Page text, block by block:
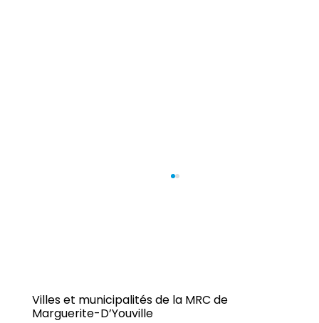
Villes et municipalités de la MRC de
Marguerite-D’Youville